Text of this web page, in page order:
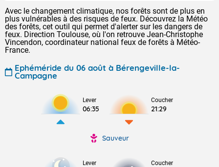
Avec le changement climatique, nos forêts sont de plus en
plus vulnérables à des risques de feux. Découvrez la Météo
des forêts, cet outil qui permet d'alerter sur les dangers de
feux. Direction Toulouse, où l'on retrouve Jean-Christophe
Vincendon, coordinateur national feux de forêts à Météo-
France.
Ephéméride du 06 août à Bérengeville-la-
Campagne
Lever
06:35
Coucher
21:29
Sauveur
Lever Coucher